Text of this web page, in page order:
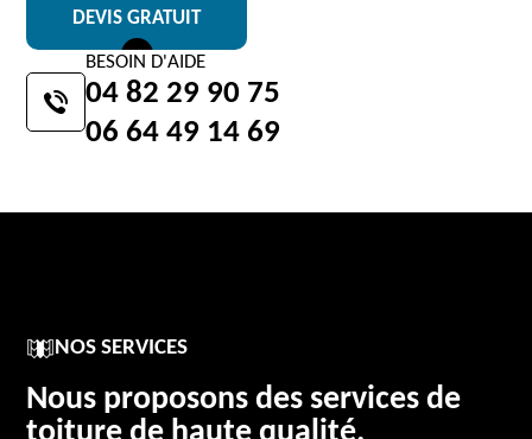
DEVIS GRATUIT
BESOIN D'AIDE
04 82 29 90 75
06 64 49 14 69
NOS SERVICES
Nous proposons des services de